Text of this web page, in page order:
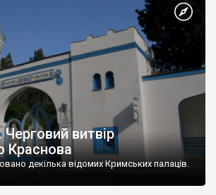
витвір
Краснова
декілька відомих Кримських палаців.